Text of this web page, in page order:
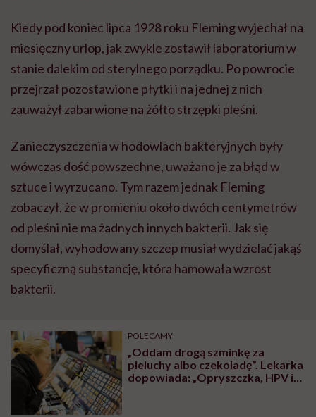
Kiedy pod koniec lipca 1928 roku Fleming wyjechał na
miesięczny urlop, jak zwykle zostawił laboratorium w
stanie dalekim od sterylnego porządku. Po powrocie
przejrzał pozostawione płytki i na jednej z nich
zauważył zabarwione na żółto strzępki pleśni.
Zanieczyszczenia w hodowlach bakteryjnych były
wówczas dość powszechne, uważano je za błąd w
sztuce i wyrzucano. Tym razem jednak Fleming
zobaczył, że w promieniu około dwóch centymetrów
od pleśni nie ma żadnych innych bakterii. Jak się
domyślał, wyhodowany szczep musiał wydzielać jakąś
specyficzną substancję, która hamowała wzrost
bakterii.
POLECAMY
„Oddam drogą szminkę za
pieluchy albo czekoladę”. Lekarka
dopowiada: „Opryszczka, HPV i